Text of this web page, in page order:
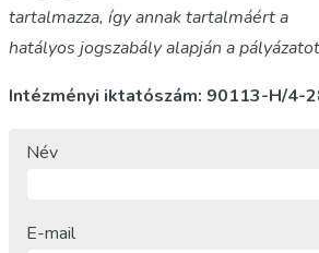
tartalmazza, így annak tartalmáért a
hatályos jogszabály alapján a
Intézményi iktatószám: 90113-H/4-
Név
E-mail